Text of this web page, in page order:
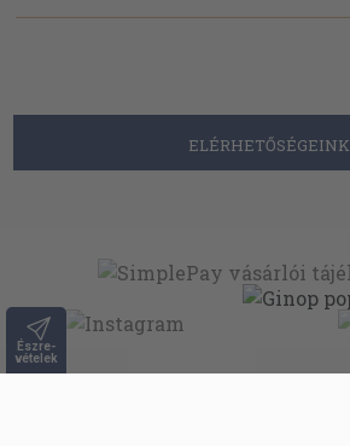
Észre-
vételek
ELÉRHETŐSÉGEINK